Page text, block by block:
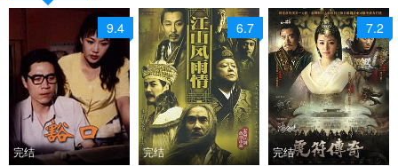
9.4
完结
6.7
完结
7.2
完结